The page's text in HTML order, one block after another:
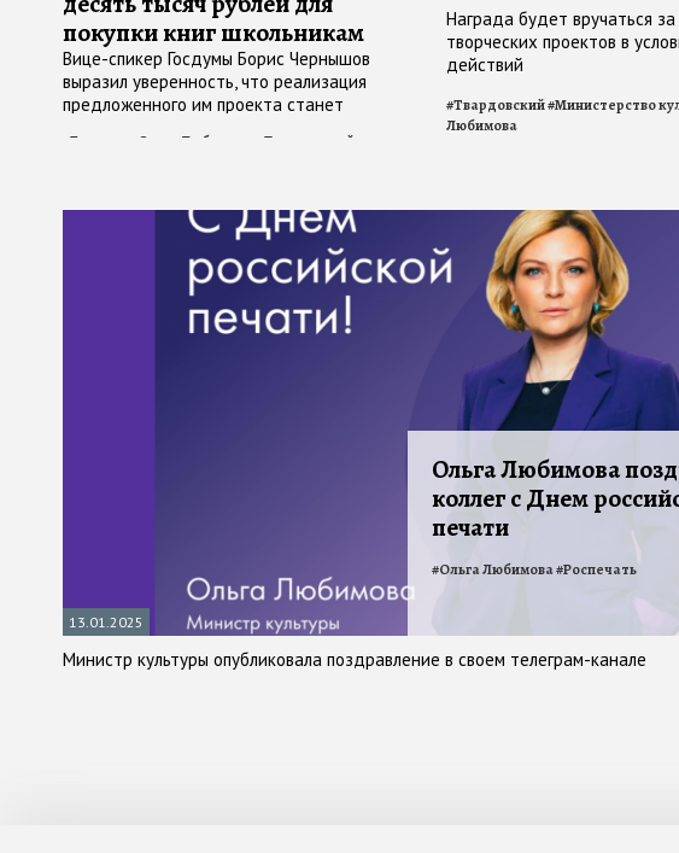
покупки книг школьникам
Вице-спикер Госдумы Борис Чернышов
выразил уверенность, что реализация
предложенного им проекта станет
культурного суверенитета России
Госдума Ольга Любимова Достоевский
Награда будет вручаться
творческих проектов в
действий
#Твардовский#Министерство
Любимова
13.01.2025
Ольга Любимова
коллег с Днем
печати
Министр культуры опубликовала поздравление в своем телеграм-канале
#Ольга Любимова#Роспечать